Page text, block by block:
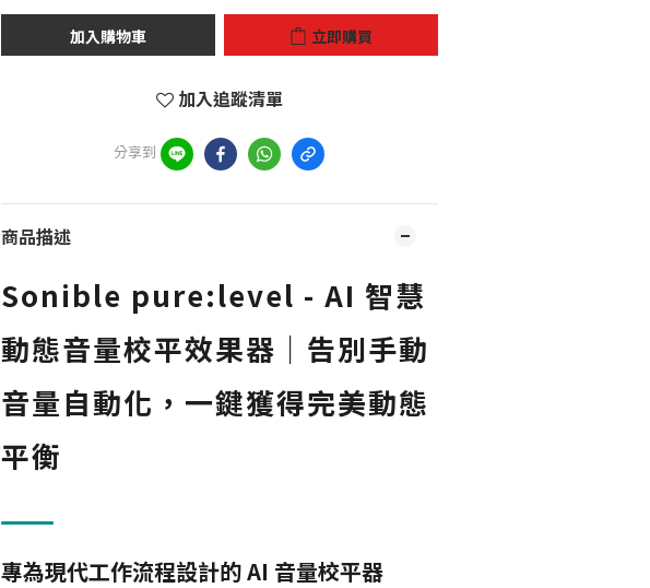
加入購物車 立即購買
加入追蹤清單
分享到
商品描述
Sonible pure:level - AI 智慧
動態音量校平效果器｜告別手動
音量自動化，一鍵獲得完美動態
平衡
專為現代工作流程設計的 AI 音量校平器